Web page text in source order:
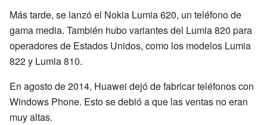
Más tarde, se lanzó el Nokia Lumia 620, un teléfono de
gama media. También hubo variantes del Lumia 820 para
operadores de Estados Unidos, como los modelos Lumia
822 y Lumia 810.
En agosto de 2014, Huawei dejó de fabricar teléfonos con
Windows Phone. Esto se debió a que las ventas no eran
muy altas.